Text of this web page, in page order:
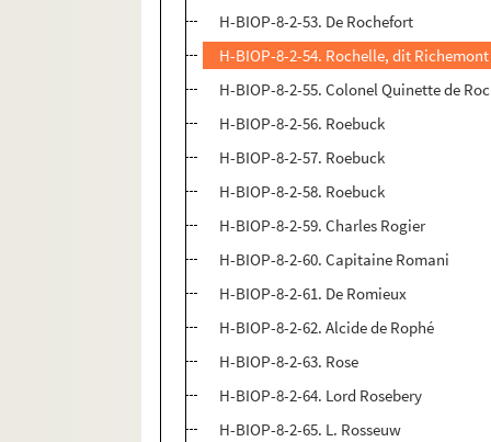
H-BIOP-8-2-53. De Rochefort
H-BIOP-8-2-54. Rochelle, dit Richemont
H-BIOP-8-2-55. Colonel Quinette de
H-BIOP-8-2-56. Roebuck
H-BIOP-8-2-57. Roebuck
H-BIOP-8-2-58. Roebuck
H-BIOP-8-2-59. Charles Rogier
H-BIOP-8-2-60. Capitaine Romani
H-BIOP-8-2-61. De Romieux
H-BIOP-8-2-62. Alcide de Rophé
H-BIOP-8-2-63. Rose
H-BIOP-8-2-64. Lord Rosebery
H-BIOP-8-2-65. L. Rosseuw